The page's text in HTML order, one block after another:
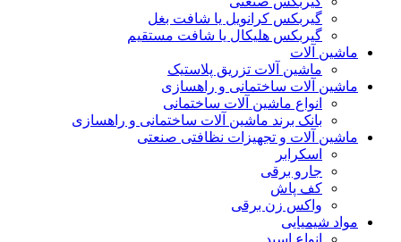
گیربکس کرانویل یا شافت بغل
گیربکس هلیکال یا شافت مستقیم
ماشین آلات
ماشین آلات تزریق پلاستیک
ماشین آلات ساختمانی و راهسازی
انواع ماشین آلات ساختمانی
بانک برند ماشین آلات ساختمانی و راهسازی
ماشین آلات و تجهیزات نظافتی صنعتی
اسکرابر
جارو برقی
کف پاش
واکس زن برقی
مواد شیمیایی